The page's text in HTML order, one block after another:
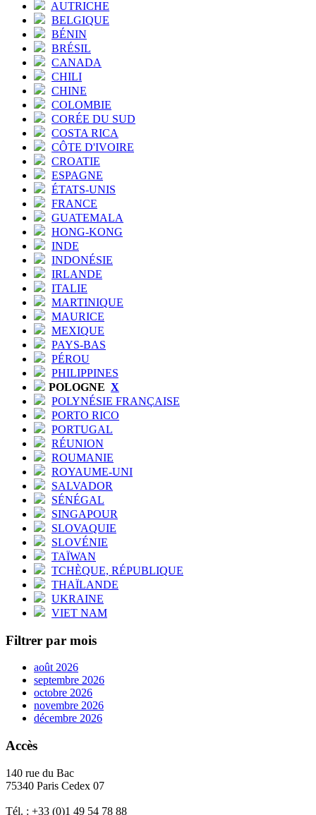
AUTRICHE
BELGIQUE
BÉNIN
BRÉSIL
CANADA
CHILI
CHINE
COLOMBIE
CORÉE DU SUD
COSTA RICA
CÔTE D'IVOIRE
CROATIE
ESPAGNE
ÉTATS-UNIS
FRANCE
GUATEMALA
HONG-KONG
INDE
INDONÉSIE
IRLANDE
ITALIE
MARTINIQUE
MAURICE
MEXIQUE
PAYS-BAS
PÉROU
PHILIPPINES
POLOGNE X
POLYNÉSIE FRANÇAISE
PORTO RICO
PORTUGAL
RÉUNION
ROUMANIE
ROYAUME-UNI
SALVADOR
SÉNÉGAL
SINGAPOUR
SLOVAQUIE
SLOVÉNIE
TAÏWAN
TCHÈQUE, RÉPUBLIQUE
THAÏLANDE
UKRAINE
VIET NAM
Filtrer par mois
août 2026
septembre 2026
octobre 2026
novembre 2026
décembre 2026
Accès
140 rue du Bac
75340 Paris Cedex 07
Tél. : +33 (0)1 49 54 78 88